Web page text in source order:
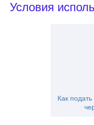
Условия
Как